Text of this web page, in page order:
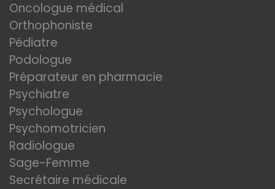
Oncologue médical
Orthophoniste
Pédiatre
Podologue
Préparateur en pharmacie
Psychiatre
Psychologue
Psychomotricien
Radiologue
Sage-Femme
Secrétaire médicale